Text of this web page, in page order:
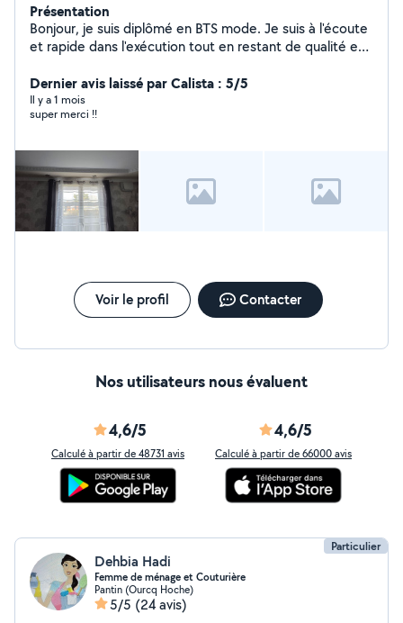
Présentation
Bonjour, je suis diplômé en BTS mode. Je suis à l'écoute
et rapide dans l'exécution tout en restant de qualité et
supplémentaires. N'hésitez pas à me demander les
choses avec précisions.
Dernier avis laissé par Calista : 5/5
Il y a 1 mois
super merci !!
Voir le profil Contacter
Nos utilisateurs nous évaluent
4,6/5
Calculé à partir de 48731 avis
4,6/5
Calculé à partir de 66000 avis
Particulier
Dehbia Hadi
Femme de ménage et Couturière
Pantin (Ourcq Hoche)
5/5 (24 avis)